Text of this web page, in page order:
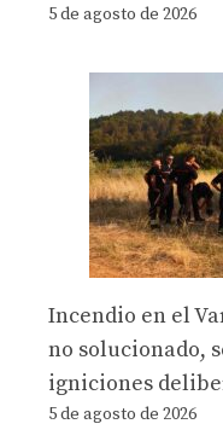
5 de agosto de 2026
Incendio en el
no solucionado,
igniciones
5 de agosto de 2026